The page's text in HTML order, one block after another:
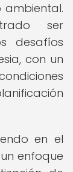
ambiental.
ser
desafíos
con un
en el
enfoque